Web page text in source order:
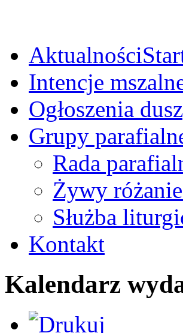
Aktualności
Intencje
Ogłoszenia
Grupy
Rada
Żywy
Służba
Kontakt
Kalendarz